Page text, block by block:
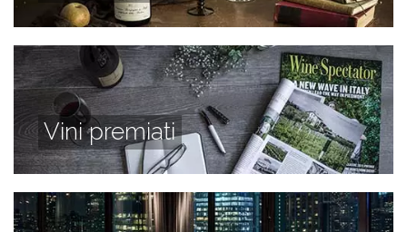
Vini premiati